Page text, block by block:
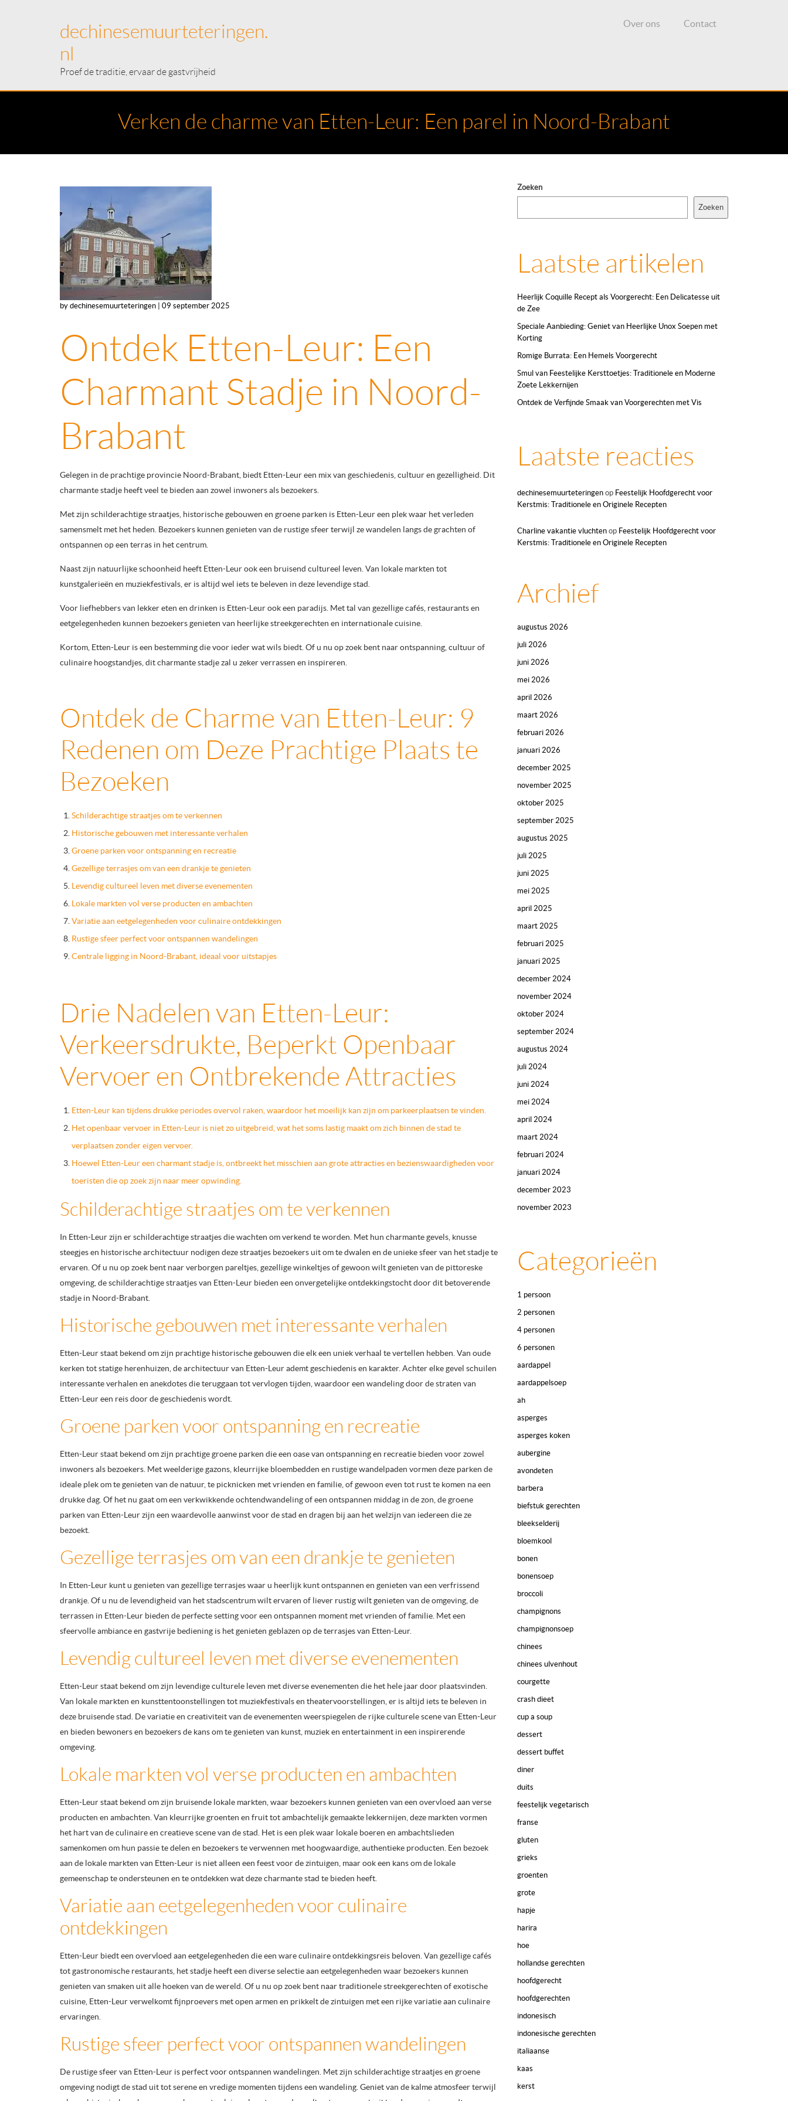
dechinesemuurteteringen.
nl
Proef de traditie, ervaar de gastvrijheid
Over ons Contact
Verken de charme van Etten-Leur: Een parel in Noord-Brabant
by dechinesemuurteteringen | 09 september 2025
Ontdek Etten-Leur: Een
Charmant Stadje in Noord-
Brabant
Gelegen in de prachtige provincie Noord-Brabant, biedt Etten-Leur een mix van geschiedenis, cultuur en gezelligheid. Dit
charmante stadje heeft veel te bieden aan zowel inwoners als bezoekers.
Met zijn schilderachtige straatjes, historische gebouwen en groene parken is Etten-Leur een plek waar het verleden
samensmelt met het heden. Bezoekers kunnen genieten van de rustige sfeer terwijl ze wandelen langs de grachten of
ontspannen op een terras in het centrum.
Naast zijn natuurlijke schoonheid heeft Etten-Leur ook een bruisend cultureel leven. Van lokale markten tot
kunstgalerieën en muziekfestivals, er is altijd wel iets te beleven in deze levendige stad.
Voor liefhebbers van lekker eten en drinken is Etten-Leur ook een paradijs. Met tal van gezellige cafés, restaurants en
eetgelegenheden kunnen bezoekers genieten van heerlijke streekgerechten en internationale cuisine.
Kortom, Etten-Leur is een bestemming die voor ieder wat wils biedt. Of u nu op zoek bent naar ontspanning, cultuur of
culinaire hoogstandjes, dit charmante stadje zal u zeker verrassen en inspireren.
Ontdek de Charme van Etten-Leur: 9
Redenen om Deze Prachtige Plaats te
Bezoeken
Schilderachtige straatjes om te verkennen
Historische gebouwen met interessante verhalen
Groene parken voor ontspanning en recreatie
Gezellige terrasjes om van een drankje te genieten
Levendig cultureel leven met diverse evenementen
Lokale markten vol verse producten en ambachten
Variatie aan eetgelegenheden voor culinaire ontdekkingen
Rustige sfeer perfect voor ontspannen wandelingen
Centrale ligging in Noord-Brabant, ideaal voor uitstapjes
Drie Nadelen van Etten-Leur:
Verkeersdrukte, Beperkt Openbaar
Vervoer en Ontbrekende Attracties
Etten-Leur kan tijdens drukke periodes overvol raken, waardoor het moeilijk kan zijn om parkeerplaatsen te vinden.
Het openbaar vervoer in Etten-Leur is niet zo uitgebreid, wat het soms lastig maakt om zich binnen de stad te
verplaatsen zonder eigen vervoer.
Hoewel Etten-Leur een charmant stadje is, ontbreekt het misschien aan grote attracties en bezienswaardigheden voor
toeristen die op zoek zijn naar meer opwinding.
Schilderachtige straatjes om te verkennen
In Etten-Leur zijn er schilderachtige straatjes die wachten om verkend te worden. Met hun charmante gevels, knusse
steegjes en historische architectuur nodigen deze straatjes bezoekers uit om te dwalen en de unieke sfeer van het stadje te
ervaren. Of u nu op zoek bent naar verborgen pareltjes, gezellige winkeltjes of gewoon wilt genieten van de pittoreske
omgeving, de schilderachtige straatjes van Etten-Leur bieden een onvergetelijke ontdekkingstocht door dit betoverende
stadje in Noord-Brabant.
Historische gebouwen met interessante verhalen
Etten-Leur staat bekend om zijn prachtige historische gebouwen die elk een uniek verhaal te vertellen hebben. Van oude
kerken tot statige herenhuizen, de architectuur van Etten-Leur ademt geschiedenis en karakter. Achter elke gevel schuilen
interessante verhalen en anekdotes die teruggaan tot vervlogen tijden, waardoor een wandeling door de straten van
Etten-Leur een reis door de geschiedenis wordt.
Groene parken voor ontspanning en recreatie
Etten-Leur staat bekend om zijn prachtige groene parken die een oase van ontspanning en recreatie bieden voor zowel
inwoners als bezoekers. Met weelderige gazons, kleurrijke bloembedden en rustige wandelpaden vormen deze parken de
ideale plek om te genieten van de natuur, te picknicken met vrienden en familie, of gewoon even tot rust te komen na een
drukke dag. Of het nu gaat om een verkwikkende ochtendwandeling of een ontspannen middag in de zon, de groene
parken van Etten-Leur zijn een waardevolle aanwinst voor de stad en dragen bij aan het welzijn van iedereen die ze
bezoekt.
Gezellige terrasjes om van een drankje te genieten
In Etten-Leur kunt u genieten van gezellige terrasjes waar u heerlijk kunt ontspannen en genieten van een verfrissend
drankje. Of u nu de levendigheid van het stadscentrum wilt ervaren of liever rustig wilt genieten van de omgeving, de
terrassen in Etten-Leur bieden de perfecte setting voor een ontspannen moment met vrienden of familie. Met een
sfeervolle ambiance en gastvrije bediening is het genieten geblazen op de terrasjes van Etten-Leur.
Levendig cultureel leven met diverse evenementen
Etten-Leur staat bekend om zijn levendige culturele leven met diverse evenementen die het hele jaar door plaatsvinden.
Van lokale markten en kunsttentoonstellingen tot muziekfestivals en theatervoorstellingen, er is altijd iets te beleven in
deze bruisende stad. De variatie en creativiteit van de evenementen weerspiegelen de rijke culturele scene van Etten-Leur
en bieden bewoners en bezoekers de kans om te genieten van kunst, muziek en entertainment in een inspirerende
omgeving.
Lokale markten vol verse producten en ambachten
Etten-Leur staat bekend om zijn bruisende lokale markten, waar bezoekers kunnen genieten van een overvloed aan verse
producten en ambachten. Van kleurrijke groenten en fruit tot ambachtelijk gemaakte lekkernijen, deze markten vormen
het hart van de culinaire en creatieve scene van de stad. Het is een plek waar lokale boeren en ambachtslieden
samenkomen om hun passie te delen en bezoekers te verwennen met hoogwaardige, authentieke producten. Een bezoek
aan de lokale markten van Etten-Leur is niet alleen een feest voor de zintuigen, maar ook een kans om de lokale
gemeenschap te ondersteunen en te ontdekken wat deze charmante stad te bieden heeft.
Variatie aan eetgelegenheden voor culinaire
ontdekkingen
Etten-Leur biedt een overvloed aan eetgelegenheden die een ware culinaire ontdekkingsreis beloven. Van gezellige cafés
tot gastronomische restaurants, het stadje heeft een diverse selectie aan eetgelegenheden waar bezoekers kunnen
genieten van smaken uit alle hoeken van de wereld. Of u nu op zoek bent naar traditionele streekgerechten of exotische
cuisine, Etten-Leur verwelkomt fijnproevers met open armen en prikkelt de zintuigen met een rijke variatie aan culinaire
ervaringen.
Rustige sfeer perfect voor ontspannen wandelingen
De rustige sfeer van Etten-Leur is perfect voor ontspannen wandelingen. Met zijn schilderachtige straatjes en groene
omgeving nodigt de stad uit tot serene en vredige momenten tijdens een wandeling. Geniet van de kalme atmosfeer terwijl
Zoeken
Zoeken
Laatste artikelen
Heerlijk Coquille Recept als Voorgerecht: Een Delicatesse uit
de Zee
Speciale Aanbieding: Geniet van Heerlijke Unox Soepen met
Korting
Romige Burrata: Een Hemels Voorgerecht
Smul van Feestelijke Kersttoetjes: Traditionele en Moderne
Zoete Lekkernijen
Ontdek de Verfijnde Smaak van Voorgerechten met Vis
Laatste reacties
dechinesemuurteteringen op Feestelijk Hoofdgerecht voor
Kerstmis: Traditionele en Originele Recepten
Charline vakantie vluchten op Feestelijk Hoofdgerecht voor
Kerstmis: Traditionele en Originele Recepten
Archief
augustus 2026
juli 2026
juni 2026
mei 2026
april 2026
maart 2026
februari 2026
januari 2026
december 2025
november 2025
oktober 2025
september 2025
augustus 2025
juli 2025
juni 2025
mei 2025
april 2025
maart 2025
februari 2025
januari 2025
december 2024
november 2024
oktober 2024
september 2024
augustus 2024
juli 2024
juni 2024
mei 2024
april 2024
maart 2024
februari 2024
januari 2024
december 2023
november 2023
Categorieën
1 persoon
2 personen
4 personen
6 personen
aardappel
aardappelsoep
ah
asperges
asperges koken
aubergine
avondeten
barbera
biefstuk gerechten
bleekselderij
bloemkool
bonen
bonensoep
broccoli
champignons
champignonsoep
chinees
chinees ulvenhout
courgette
crash dieet
cup a soup
dessert
dessert buffet
diner
duits
feestelijk vegetarisch
franse
gluten
grieks
groenten
grote
hapje
harira
hoe
hollandse gerechten
hoofdgerecht
hoofdgerechten
indonesisch
indonesische gerechten
italiaanse
kaas
kerst